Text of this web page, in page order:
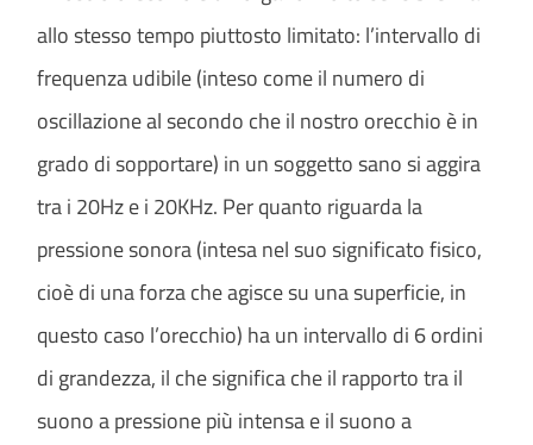
allo stesso tempo piuttosto limitato: l’intervallo di
frequenza udibile (inteso come il numero di
oscillazione al secondo che il nostro orecchio è in
grado di sopportare) in un soggetto sano si aggira
tra i 20Hz e i 20KHz. Per quanto riguarda la
pressione sonora (intesa nel suo significato fisico,
cioè di una forza che agisce su una superficie, in
questo caso l’orecchio) ha un intervallo di 6 ordini
di grandezza, il che significa che il rapporto tra il
suono a pressione più intensa e il suono a